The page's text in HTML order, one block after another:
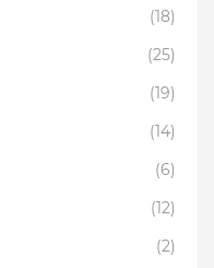
(18)
(25)
(19)
(14)
(6)
(12)
(2)